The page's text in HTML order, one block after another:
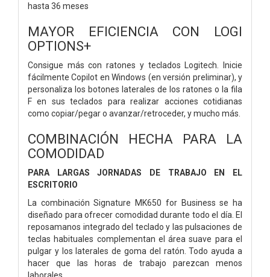
hasta 36 meses
MAYOR EFICIENCIA CON LOGI
OPTIONS+
Consigue más con ratones y teclados Logitech. Inicie
fácilmente Copilot en Windows (en versión preliminar), y
personaliza los botones laterales de los ratones o la fila
F en sus teclados para realizar acciones cotidianas
como copiar/pegar o avanzar/retroceder, y mucho más.
COMBINACIÓN HECHA PARA LA
COMODIDAD
PARA LARGAS JORNADAS DE TRABAJO EN EL
ESCRITORIO
La combinación Signature MK650 for Business se ha
diseñado para ofrecer comodidad durante todo el día. El
reposamanos integrado del teclado y las pulsaciones de
teclas habituales complementan el área suave para el
pulgar y los laterales de goma del ratón. Todo ayuda a
hacer que las horas de trabajo parezcan menos
laborales.